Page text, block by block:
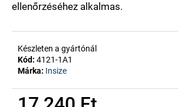
ellenőrzéséhez alkalmas.
Készleten a gyártónál
Kód: 4121-1A1
Márka: Insize